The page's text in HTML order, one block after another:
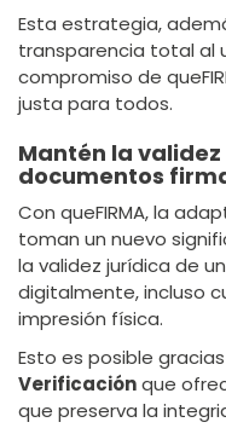
Esta estrategia,
transparencia total al
compromiso de
justa para todos.
Mantén la
documentos
Con queFIRMA, la
toman un nuevo
la validez jurídica de
digitalmente, incluso
impresión física.
Esto es posible
Verificaciónque
que preserva la